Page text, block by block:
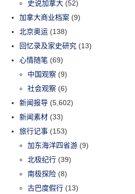
史说加拿大 (52)
加拿大商业档案 (9)
北京奥运 (138)
回忆录及家史研究 (13)
心情随笔 (69)
中国观察 (9)
社会观察 (6)
新闻报导 (5,602)
新闻素材 (33)
旅行记事 (153)
加东海洋四省游 (9)
北极纪行 (39)
南极探险 (8)
古巴度假行 (13)